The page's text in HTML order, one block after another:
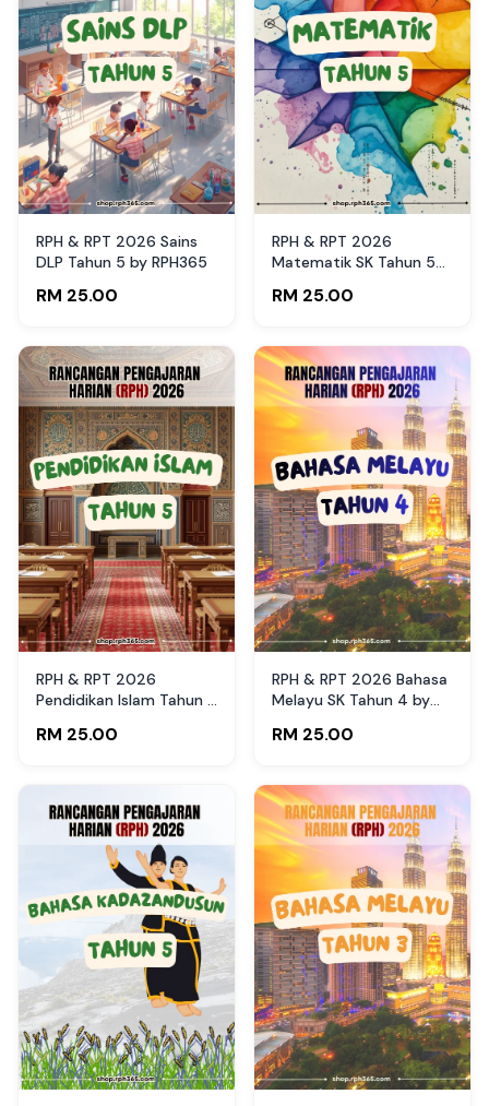
RPH & RPT 2026 Sains
DLP Tahun 5 by RPH365
RM 25.00
RPH & RPT 2026
Matematik SK Tahun 5
RM 25.00
RPH & RPT 2026
Pendidikan Islam Tahun 5
RM 25.00
RPH & RPT 2026 Bahasa
Melayu SK Tahun 4 by
RM 25.00